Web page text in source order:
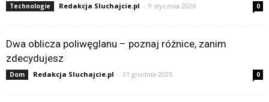
Technologie Redakcja Sluchajcie.pl - 9 stycznia 2026 0
Dwa oblicza poliwęglanu – poznaj różnice, zanim
zdecydujesz
Dom Redakcja Sluchajcie.pl - 31 grudnia 2025 0